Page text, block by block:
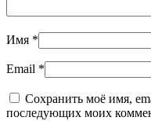
Имя *
Email *
Сохранить моё имя,
последующих моих